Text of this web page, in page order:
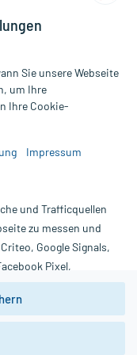
Sternen abgegeben.
für
Arzt. Bitte
Webseite benutzt
wichtigen Hinweise in
einer Bestellung
Sie unsere Webseite
um Ihre
Ihre Cookie-
Impressum
und Trafficquellen
zu messen und
Google Signals,
Pixel,
gem. EU-